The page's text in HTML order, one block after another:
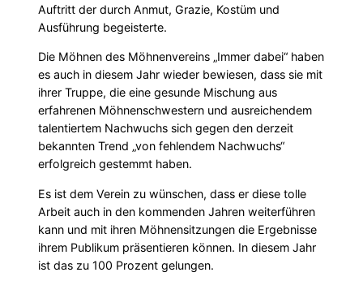
Auftritt der durch Anmut, Grazie, Kostüm und
Ausführung begeisterte.
Die Möhnen des Möhnenvereins „Immer dabei“ haben
es auch in diesem Jahr wieder bewiesen, dass sie mit
ihrer Truppe, die eine gesunde Mischung aus
erfahrenen Möhnenschwestern und ausreichendem
talentiertem Nachwuchs sich gegen den derzeit
bekannten Trend „von fehlendem Nachwuchs“
erfolgreich gestemmt haben.
Es ist dem Verein zu wünschen, dass er diese tolle
Arbeit auch in den kommenden Jahren weiterführen
kann und mit ihren Möhnensitzungen die Ergebnisse
ihrem Publikum präsentieren können. In diesem Jahr
ist das zu 100 Prozent gelungen.